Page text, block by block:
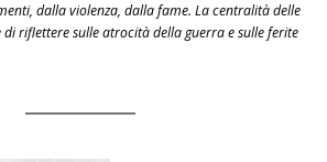
dalla violenza, dalla fame. La centralità delle
riflettere sulle atrocità della guerra e sulle ferite